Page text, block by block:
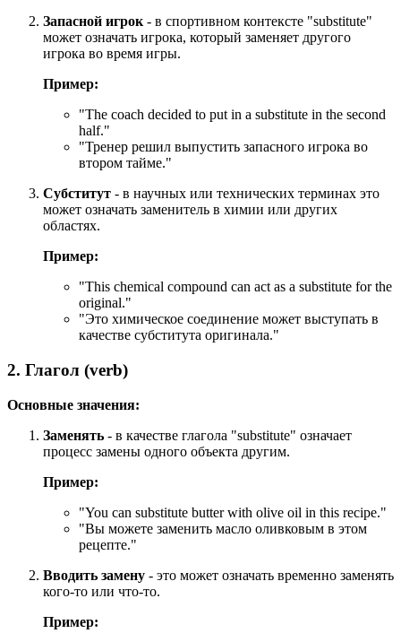
Запасной игрок - в спортивном контексте "substitute"
может означать игрока, который заменяет другого
игрока во время игры.
Пример:
"The coach decided to put in a substitute in the second
half."
"Тренер решил выпустить запасного игрока во
втором тайме."
Субститут - в научных или технических терминах это
может означать заменитель в химии или других
областях.
Пример:
"This chemical compound can act as a substitute for the
original."
"Это химическое соединение может выступать в
качестве субститута оригинала."
2. Глагол (verb)
Основные значения:
Заменять - в качестве глагола "substitute" означает
процесс замены одного объекта другим.
Пример:
"You can substitute butter with olive oil in this recipe."
"Вы можете заменить масло оливковым в этом
рецепте."
Вводить замену - это может означать временно заменять
кого-то или что-то.
Пример: